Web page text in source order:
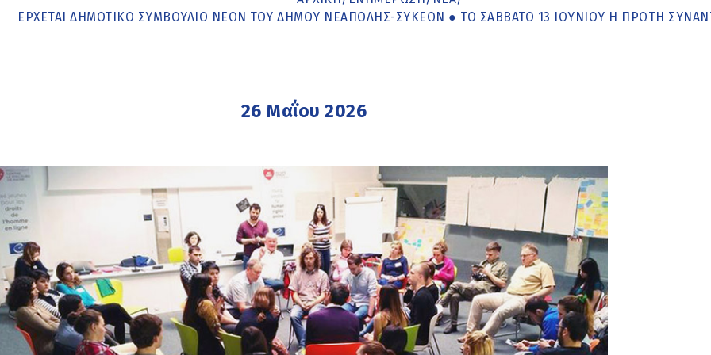
ΈΡΧΕΤΑΙ ΔΗΜΟΤΙΚΌ ΣΥΜΒΟΎΛΙΟ ΝΈΩΝ ΤΟΥ ΔΉΜΟΥ ΝΕΆΠΟΛΗΣ-ΣΥΚΕΏΝ ● ΤΟ ΣΆΒΒΑΤΟ 13 ΙΟΥΝΊΟΥ Η ΠΡΏΤΗ
26 Μαΐου 2026